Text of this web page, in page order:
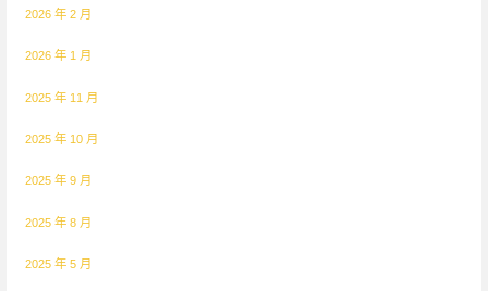
2026 年 2 月
2026 年 1 月
2025 年 11 月
2025 年 10 月
2025 年 9 月
2025 年 8 月
2025 年 5 月